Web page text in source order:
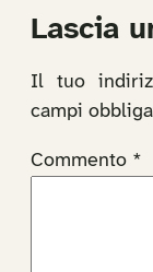
Lascia
Il tuo
campi
Commento *